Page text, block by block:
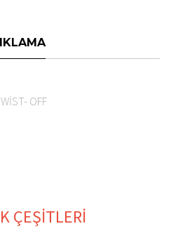
OFF
ÇEŞİTLERİ